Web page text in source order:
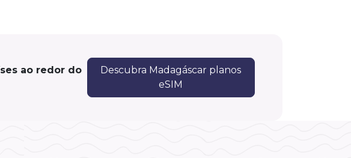
ao redor do
Descubra Madagáscar planos
eSIM